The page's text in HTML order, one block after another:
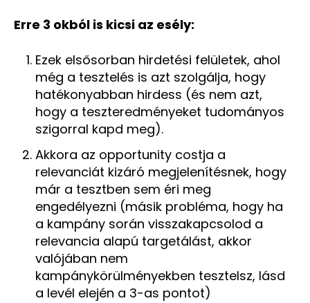
Erre 3 okból is kicsi az esély:
Ezek elsősorban hirdetési felületek, ahol
még a tesztelés is azt szolgálja, hogy
hatékonyabban hirdess (és nem azt,
hogy a teszteredményeket tudományos
szigorral kapd meg).
Akkora az opportunity costja a
relevanciát kizáró megjelenítésnek, hogy
már a tesztben sem éri meg
engedélyezni (másik probléma, hogy ha
a kampány során visszakapcsolod a
relevancia alapú targetálást, akkor
valójában nem
kampánykörülményekben tesztelsz, lásd
a levél elején a 3-as pontot)